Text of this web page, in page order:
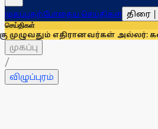
முகப்புதற்போதைய செய்திகள் திரை
செய்திகள்
அல்லர்: கனிமொழி
முகப்பு
/
விழுப்புரம்